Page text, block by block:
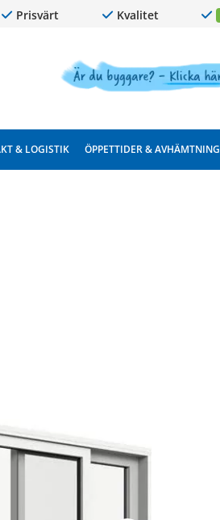
Prisvärt Kvalitet
& LOGISTIK ÖPPETTIDER & AVHÄMTNING